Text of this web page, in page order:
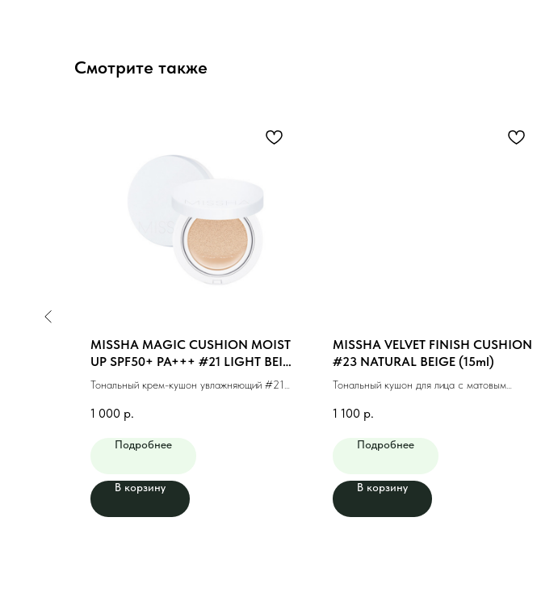
Смотрите также
MISSHA MAGIC CUSHION MOIST
UP SPF50+ PA+++ #21 LIGHT BEIGE
(15g)
Тональный крем-кушон увлажняющий #21
1 000 р.
Подробнее
В корзину
MISSHA VELVET FINISH CUSHION
#23 NATURAL BEIGE (15ml)
Тональный кушон для лица с матовым
1 100 р.
Подробнее
В корзину